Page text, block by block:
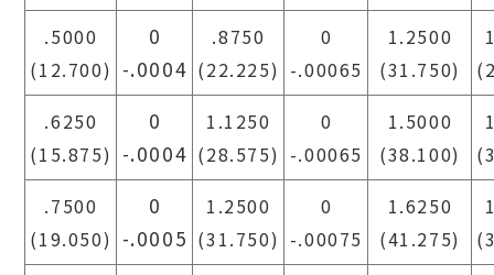
.5000
(12.700)
0
-.0004
.8750
(22.225)
0
-.00065
1.2500
(31.750)
.6250
(15.875)
0
-.0004
1.1250
(28.575)
0
-.00065
1.5000
(38.100)
.7500
(19.050)
0
-.0005
1.2500
(31.750)
0
-.00075
1.6250
(41.275)